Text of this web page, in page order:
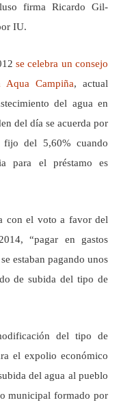
firma Ricardo Gil-
IU.
se celebra un consejo
Aqua Campiña, actual
del agua en
del día se acuerda por
fijo del 5,60% cuando
para el préstamo es
con el voto a favor del
“pagar en gastos
estaban pagando unos
de subida del tipo de
del tipo de
el expolio económico
del agua al pueblo
municipal formado por